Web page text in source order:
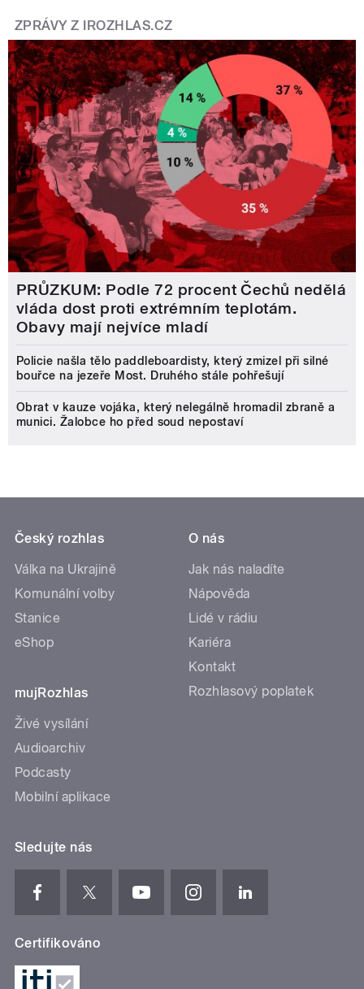
ZPRÁVY Z IROZHLAS.CZ
PRŮZKUM: Podle 72 procent Čechů nedělá
vláda dost proti extrémním teplotám.
Obavy mají nejvíce mladí
Policie našla tělo paddleboardisty, který zmizel při silné
bouřce na jezeře Most. Druhého stále pohřešují
Obrat v kauze vojáka, který nelegálně hromadil zbraně a
munici. Žalobce ho před soud nepostaví
Český rozhlas
Válka na Ukrajině
Komunální volby
Stanice
eShop
mujRozhlas
Živé vysílání
Audioarchiv
Podcasty
Mobilní aplikace
O nás
Jak nás naladíte
Nápověda
Lidé v rádiu
Kariéra
Kontakt
Rozhlasový poplatek
Sledujte nás
Certifikováno